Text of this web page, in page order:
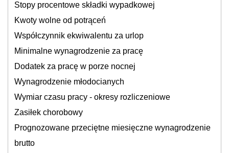
Stopy procentowe składki wypadkowej
Kwoty wolne od potrąceń
Współczynnik ekwiwalentu za urlop
Minimalne wynagrodzenie za pracę
Dodatek za pracę w porze nocnej
Wynagrodzenie młodocianych
Wymiar czasu pracy - okresy rozliczeniowe
Zasiłek chorobowy
Prognozowane przeciętne miesięczne wynagrodzenie
brutto